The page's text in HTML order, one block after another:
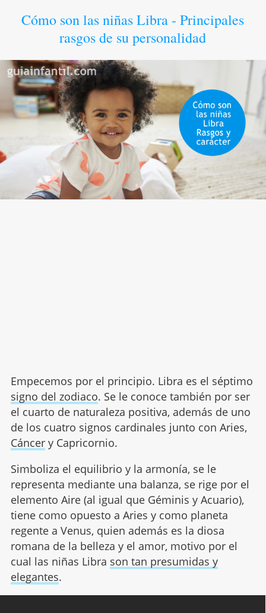
Cómo son las niñas Libra - Principales
rasgos de su personalidad
Empecemos por el principio. Libra es el séptimo
signo del zodiaco. Se le conoce también por ser
el cuarto de naturaleza positiva, además de uno
de los cuatro signos cardinales junto con Aries,
Cáncery Capricornio.
Simboliza el equilibrio y la armonía, se le
representa mediante una balanza, se rige por el
elemento Aire (al igual que Géminis y Acuario),
tiene como opuesto a Aries y como planeta
regente a Venus, quien además es la diosa
romana de la belleza y el amor, motivo por el
cual las niñas Libra son tan presumidas y
elegantes.